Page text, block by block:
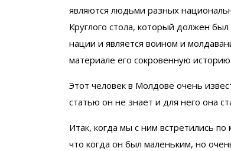
являются людьми разных
Круглого стола, который должен
нации и является воином и
материале его сокровенную историю.
Этот человек в Молдове очень
статью он не знает и для него она
Итак, когда мы с ним встретились
что когда он был маленьким, но